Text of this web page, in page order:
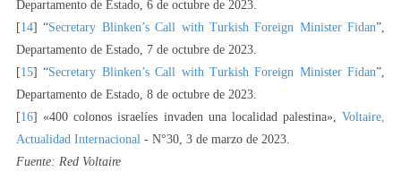
Departamento de Estado, 6 de octubre de 2023.
[14] “Secretary Blinken’s Call with Turkish Foreign Minister Fidan”,
Departamento de Estado, 7 de octubre de 2023.
[15] “Secretary Blinken’s Call with Turkish Foreign Minister Fidan”,
Departamento de Estado, 8 de octubre de 2023.
[16] «400 colonos israelíes invaden una localidad palestina», Voltaire,
Actualidad Internacional - N°30, 3 de marzo de 2023.
Fuente: Red Voltaire